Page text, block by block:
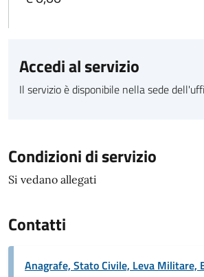
Accedi al servizio
Il servizio è disponibile nella sede
Condizioni di servizio
Si vedano allegati
Contatti
Anagrafe, Stato Civile, Leva Militare,